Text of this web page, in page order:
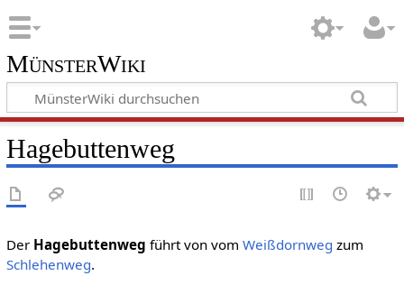
MünsterWiki
Hagebuttenweg
Der Hagebuttenweg führt von vom Weißdornweg zum
Schlehenweg.